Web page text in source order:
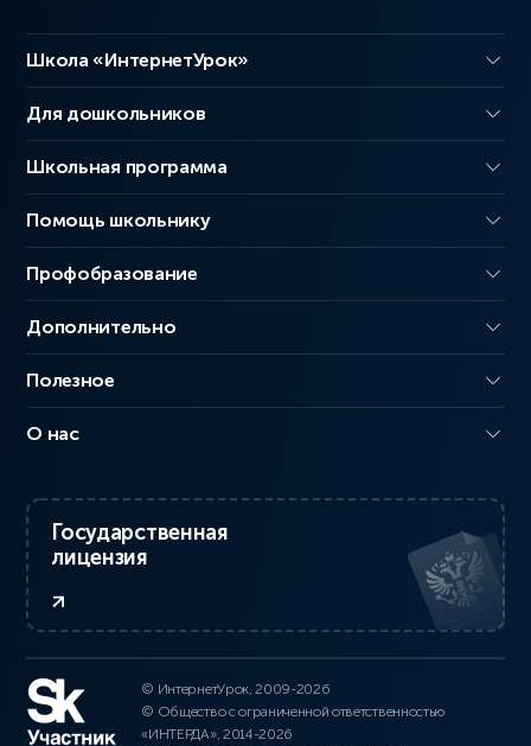
Школа «ИнтернетУрок»
Для дошкольников
Школьная программа
Помощь школьнику
Профобразование
Дополнительно
Полезное
О нас
Государственная
лицензия
© ИнтернетУрок, 2009-2026
© Общество с ограниченной ответственностью
«ИНТЕРДА», 2014-2026